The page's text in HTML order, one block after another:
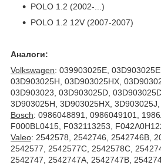
POLO 1.2 (2002-...)
POLO 1.2 12V (2007-2007)
Аналоги:
Volkswagen: 039903025E,
03D903025H, 03D903025HX,
03D903023, 03D903025D,
3D903025H, 3D903025HX,
Bosch: 0986048891, 0986049101,
F000BL0415, F032113253,
Valeo: 2542578, 2542746, 2542746B,
2542577, 2542577C, 2542578C,
2542747, 2542747A, 2542747B,